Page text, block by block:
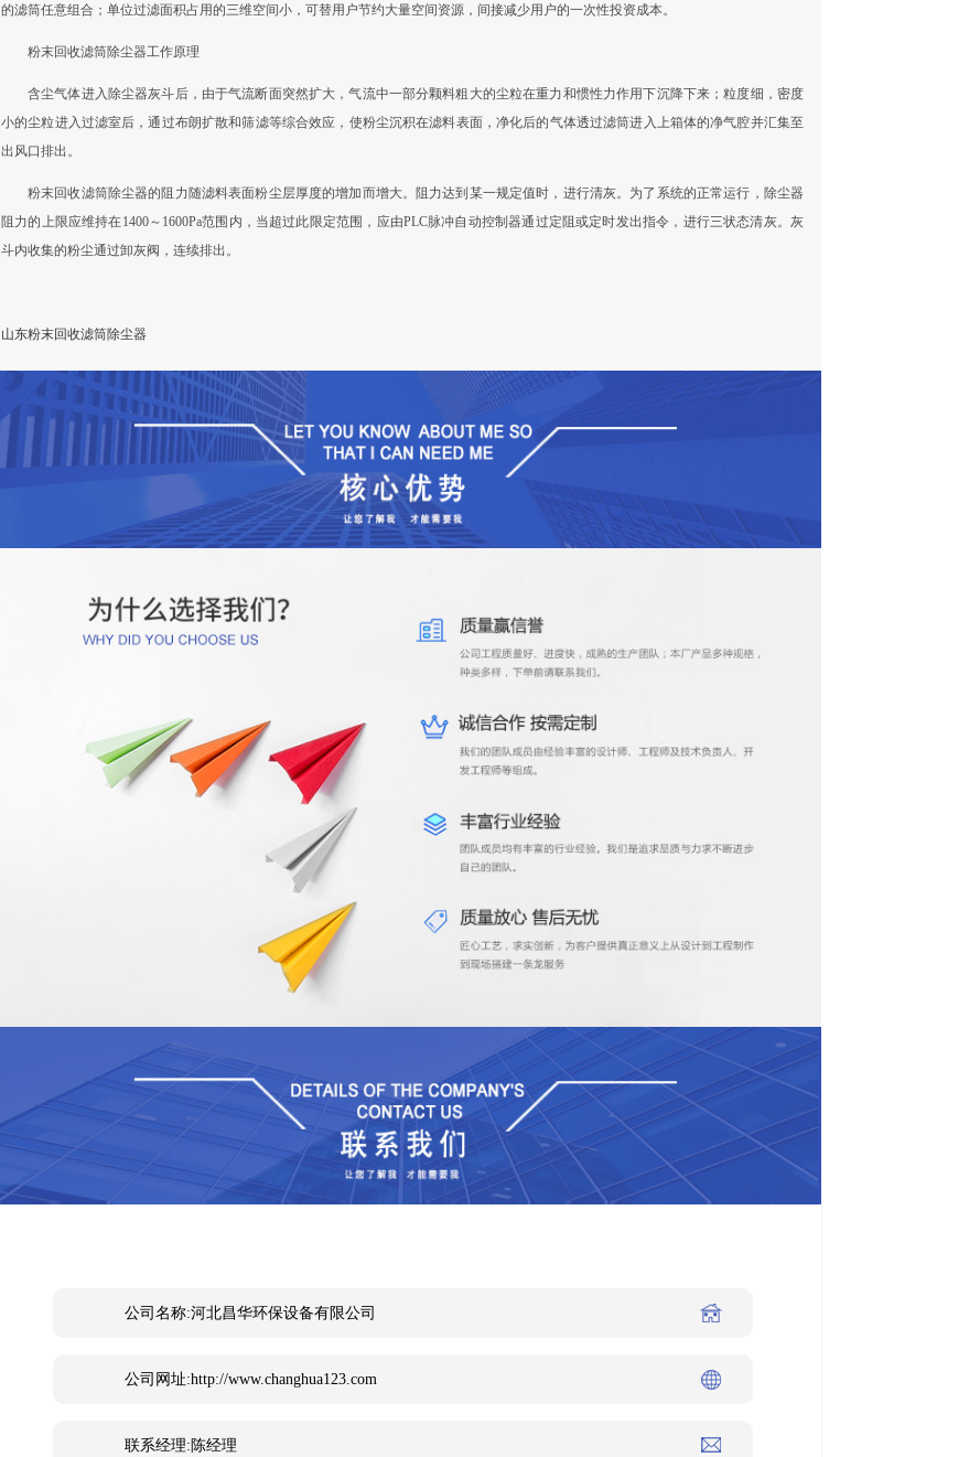
的滤筒任意组合；单位过滤面积占用的三维空间小，可替用户节约大量空间资源，间接减少用户的一次性投资成本。
粉末回收滤筒除尘器工作原理
含尘气体进入除尘器灰斗后，由于气流断面突然扩大，气流中一部分颗料粗大的尘粒在重力和惯性力作用下沉降下来；粒度细，密度
小的尘粒进入过滤室后，通过布朗扩散和筛滤等综合效应，使粉尘沉积在滤料表面，净化后的气体透过滤筒进入上箱体的净气腔并汇集至
出风口排出。
粉末回收滤筒除尘器的阻力随滤料表面粉尘层厚度的增加而增大。阻力达到某一规定值时，进行清灰。为了系统的正常运行，除尘器
阻力的上限应维持在1400～1600Pa范围内，当超过此限定范围，应由PLC脉冲自动控制器通过定阻或定时发出指令，进行三状态清灰。灰
斗内收集的粉尘通过卸灰阀，连续排出。
山东粉末回收滤筒除尘器
公司名称:河北昌华环保设备有限公司
公司网址:http://www.changhua123.com
联系经理:陈经理